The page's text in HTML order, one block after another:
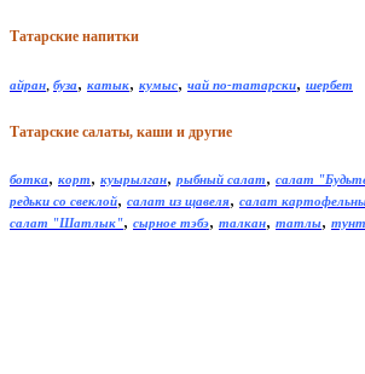
Татарские напитки
айран буза, катык, кумыс, чай по-татарски, шербет
Татарские салаты, каши и другие
ботка, корт, куырылган, рыбный салат, салат
редьки со свеклой, салат из щавеля, салат
салат "Шатлык", сырное тэбэ, талкан, татлы,